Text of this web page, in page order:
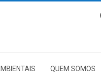
QUEM SOMOS